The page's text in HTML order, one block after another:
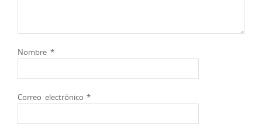
Nombre *
Correo electrónico*